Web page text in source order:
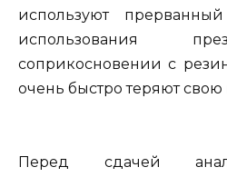
используют
использования
соприкосновении с
очень быстро теряют
Перед сдачей